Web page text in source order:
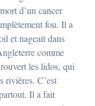
d’un cancer
fou. Il a
et nageait dans
comme
les lidos, qui
rivières. C’est
Il a fait